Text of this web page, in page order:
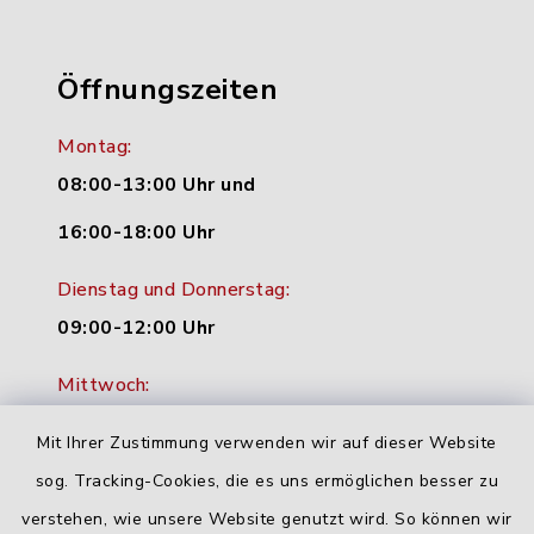
Mit Ihrer Zustimmung verwenden wir auf dieser Website
sog. Tracking-Cookies, die es uns ermöglichen besser zu
verstehen, wie unsere Website genutzt wird. So können wir
Öffnungszeiten
Montag:
08:00-13:00 Uhr und
16:00-18:00 Uhr
Dienstag und Donnerstag:
09:00-12:00 Uhr
Mittwoch:
Freitag:
geschlossen